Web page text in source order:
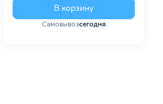
В корзину
Самовывозсегодня